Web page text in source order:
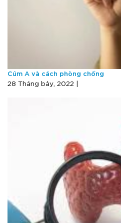
Cúm A và cách phòng chống
28 Tháng bảy, 2022 |